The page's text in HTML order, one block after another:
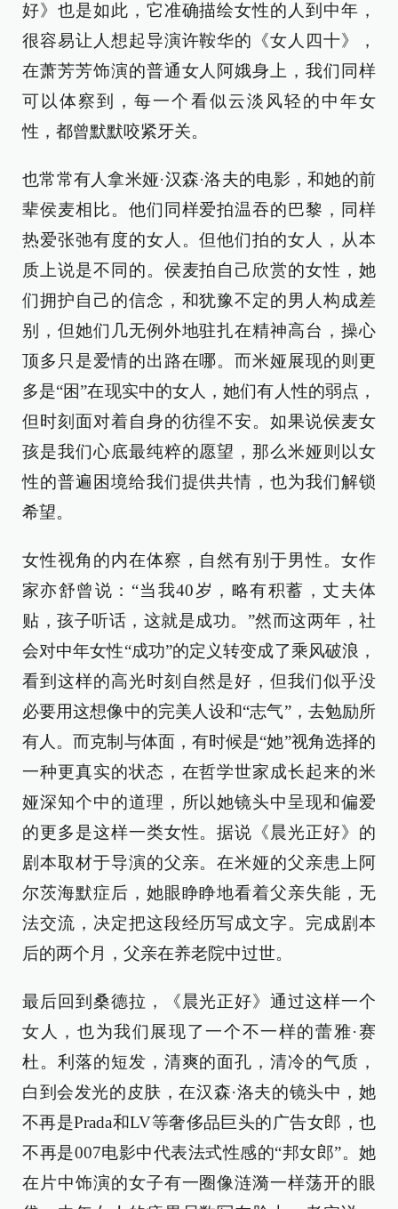
好》也是如此，它准确描绘女性的人到中年，
很容易让人想起导演许鞍华的《女人四十》，
在萧芳芳饰演的普通女人阿娥身上，我们同样
可以体察到，每一个看似云淡风轻的中年女
性，都曾默默咬紧牙关。
也常常有人拿米娅·汉森·洛夫的电影，和她的前
辈侯麦相比。他们同样爱拍温吞的巴黎，同样
热爱张弛有度的女人。但他们拍的女人，从本
质上说是不同的。侯麦拍自己欣赏的女性，她
们拥护自己的信念，和犹豫不定的男人构成差
别，但她们几无例外地驻扎在精神高台，操心
顶多只是爱情的出路在哪。而米娅展现的则更
多是“困”在现实中的女人，她们有人性的弱点，
但时刻面对着自身的彷徨不安。如果说侯麦女
孩是我们心底最纯粹的愿望，那么米娅则以女
性的普遍困境给我们提供共情，也为我们解锁
希望。
女性视角的内在体察，自然有别于男性。女作
家亦舒曾说：“当我40岁，略有积蓄，丈夫体
贴，孩子听话，这就是成功。”然而这两年，社
会对中年女性“成功”的定义转变成了乘风破浪，
看到这样的高光时刻自然是好，但我们似乎没
必要用这想像中的完美人设和“志气”，去勉励所
有人。而克制与体面，有时候是“她”视角选择的
一种更真实的状态，在哲学世家成长起来的米
娅深知个中的道理，所以她镜头中呈现和偏爱
的更多是这样一类女性。据说《晨光正好》的
剧本取材于导演的父亲。在米娅的父亲患上阿
尔茨海默症后，她眼睁睁地看着父亲失能，无
法交流，决定把这段经历写成文字。完成剧本
后的两个月，父亲在养老院中过世。
最后回到桑德拉，《晨光正好》通过这样一个
女人，也为我们展现了一个不一样的蕾雅·赛
杜。利落的短发，清爽的面孔，清冷的气质，
白到会发光的皮肤，在汉森·洛夫的镜头中，她
不再是Prada和LV等奢侈品巨头的广告女郎，也
不再是007电影中代表法式性感的“邦女郎”。她
在片中饰演的女子有一圈像涟漪一样荡开的眼